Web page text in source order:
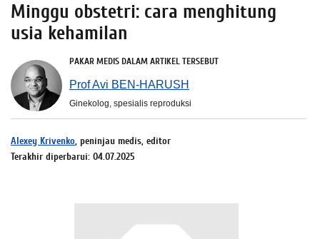
Minggu obstetri: cara menghitung
usia kehamilan
PAKAR MEDIS DALAM ARTIKEL TERSEBUT
Prof Avi BEN-HARUSH
Ginekolog, spesialis reproduksi
Alexey Krivenko, peninjau medis, editor
Terakhir diperbarui: 04.07.2025